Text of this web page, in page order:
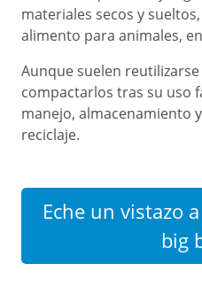
materiales secos y
alimento para animales,
Aunque suelen reutilizarse
compactarlos tras su uso
manejo, almacenamiento
reciclaje.
Eche un vistazo
big